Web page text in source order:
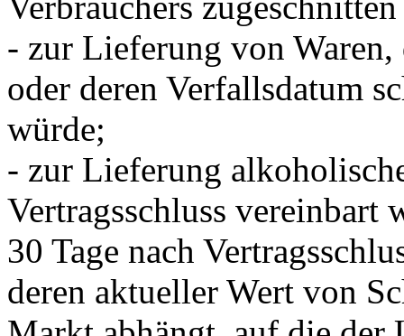
- zur Lieferung von
oder deren Verfallsdatum
würde;
- zur Lieferung
Vertragsschluss vereinbart
30 Tage nach
deren aktueller Wert von